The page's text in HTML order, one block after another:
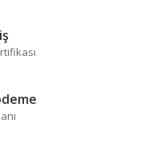
bulunuyor.
pahalı.
olmalı.